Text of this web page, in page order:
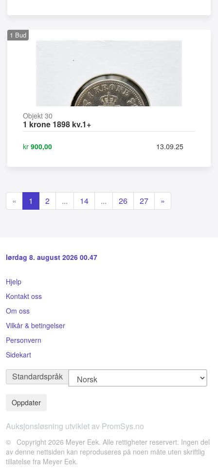
1 Bud
Objekt 30
1 krone 1898 kv.1+
kr 900,00 13.09.25
« 1 2 ... 14 ... 26 27 »
lørdag 8. august 2026 00.47
Hjelp
Kontakt oss
Om oss
Vilkår & betingelser
Personvern
Sidekart
Standardspråk
Auksjonsløsning utviklet av PromSys.no
© Copyright 2026 Meyer Eek. Alle rettigheter reservert. Ingen del
av denne nettsiden kan reproduseres på noen måte uten skriftlig
tillatelse fra Meyer Eek.